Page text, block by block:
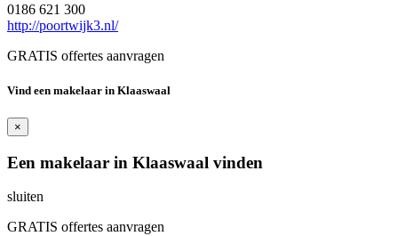
0186 621 300
http://poortwijk3.nl/
GRATIS offertes aanvragen
Vind een makelaar in Klaaswaal
×
Een makelaar in Klaaswaal vinden
sluiten
GRATIS offertes aanvragen